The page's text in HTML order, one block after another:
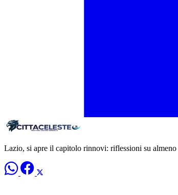
Lazio, si apre il capitolo rinnovi: riflessioni su almeno